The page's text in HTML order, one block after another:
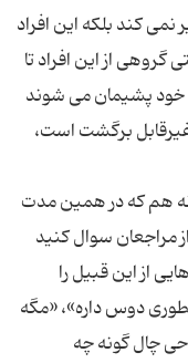
نمی کند بلکه این افراد
از این افراد تا
خود پشیمان می شوند
غیرقابل برگشت است،
هم که در همین مدت
مراجعان سوال کنید
از این قبیل را
دوس داره»، «مگه
چال گونه چه